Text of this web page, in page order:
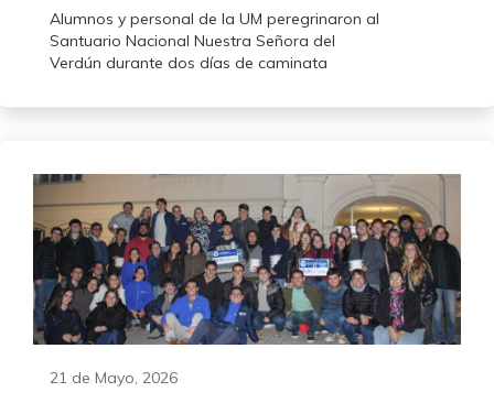
Alumnos y personal de la UM peregrinaron al
Santuario Nacional Nuestra Señora del
Verdún durante dos días de caminata
21 de Mayo, 2026